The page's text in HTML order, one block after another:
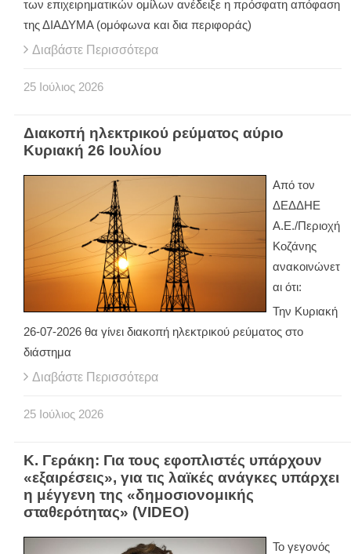
των επιχειρηματικών ομίλων ανέδειξε η πρόσφατη απόφαση
της ΔΙΑΔΥΜΑ (ομόφωνα και δια περιφοράς)
Διαβάστε Περισσότερα
25 Ιούλιος 2026
Διακοπή ηλεκτρικού ρεύματος αύριο
Κυριακή 26 Ιουλίου
Από τον
ΔΕΔΔΗΕ
Α.Ε./Περιοχή
Κοζάνης
ανακοινώνετ
αι ότι:
Την Κυριακή
26-07-2026 θα γίνει διακοπή ηλεκτρικού ρεύματος στο
διάστημα
Διαβάστε Περισσότερα
25 Ιούλιος 2026
Κ. Γεράκη: Για τους εφοπλιστές υπάρχουν
«εξαιρέσεις», για τις λαϊκές ανάγκες υπάρχει
η μέγγενη της «δημοσιονομικής
σταθερότητας» (VIDEO)
Το γεγονός